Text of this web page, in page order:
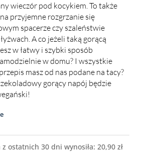
wieczór pod kocykiem. To także
przyjemne rozgrzanie się
spacerze czy szaleństwie
A co jeżeli taką gorącą
w łatwy i szybki sposób
w domu? I wszystkie
masz od nas podane na tacy?
gorący napój będzie
ostatnich 30 dni wynosiła: 20,90 zł